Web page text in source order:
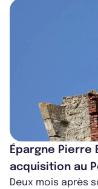
Épargne Pierre
acquisition au
Deux mois après